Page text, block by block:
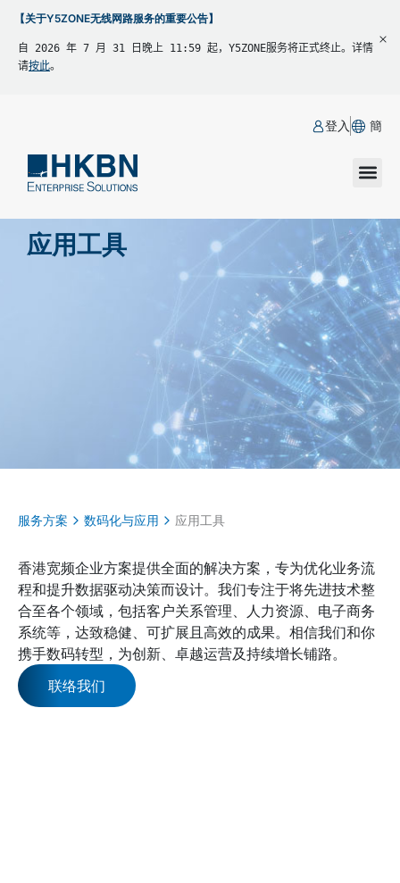
【关于Y5ZONE无线网路服务的重要公告】
自 2026 年 7 月 31 日晚上 11:59 起，Y5ZONE服务将正式终止。详情
请按此。
登入 簡
应用工具
服务方案 数码化与应用 应用工具
香港宽频企业方案提供全面的解决方案，专为优化业务流
程和提升数据驱动决策而设计。我们专注于将先进技术整
合至各个领域，包括客户关系管理、人力资源、电子商务
系统等，达致稳健、可扩展且高效的成果。相信我们和你
携手数码转型，为创新、卓越运营及持续增长铺路。
联络我们